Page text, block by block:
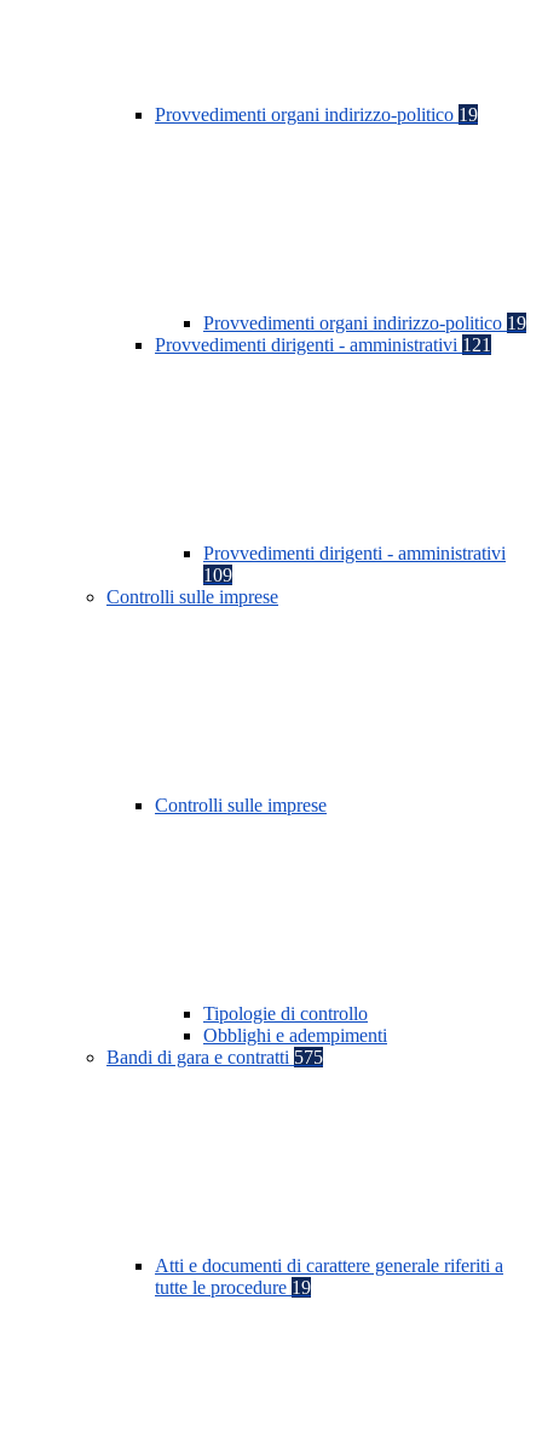
Provvedimenti organi indirizzo-politico 19
Provvedimenti organi indirizzo-politico 19
Provvedimenti dirigenti - amministrativi 121
Provvedimenti dirigenti - amministrativi
109
Controlli sulle imprese
Controlli sulle imprese
Tipologie di controllo
Obblighi e adempimenti
Bandi di gara e contratti 575
Atti e documenti di carattere generale riferiti a
tutte le procedure 19